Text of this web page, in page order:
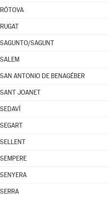
RÓTOVA
RUGAT
SAGUNTO/SAGUNT
SALEM
SAN ANTONIO DE BENAGÉBER
SANT JOANET
SEDAVÍ
SEGART
SELLENT
SEMPERE
SENYERA
SERRA